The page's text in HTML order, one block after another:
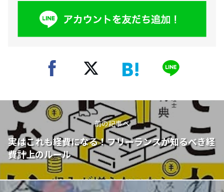
前の記事へ
実はこれも経費になる！フリーランスが知るべき経
費計上のルール